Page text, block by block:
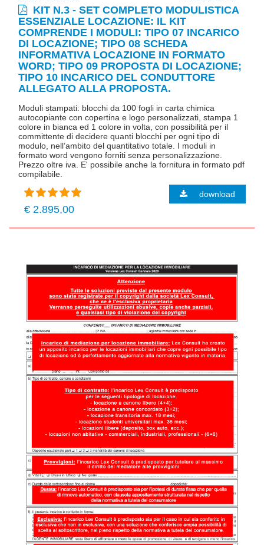
KIT N.3 - SET COMPLETO MODULISTICA
ESSENZIALE LOCAZIONE: IL KIT
COMPRENDE I MODULI: TIPO 07 INCARICO
DI LOCAZIONE; TIPO 08 SCHEDA
INFORMATIVA LOCAZIONE IN FORMATO
WORD; TIPO 09 PROPOSTA DI LOCAZIONE;
TIPO 10 INCARICO DEL CONDUTTORE
ALLEGATO ALLA PROPOSTA.
Moduli stampati: blocchi da 100 fogli in carta chimica
autocopiante con copertina e logo personalizzati, stampa 1
colore in bianca ed 1 colore in volta, con possibilità per il
committente di decidere quanti blocchi per ogni tipo di
modulo, nell’ambito del quantitativo totale. I moduli in
formato word vengono forniti senza personalizzazione.
Prezzo oltre iva. E' possibile anche la fornitura in formato pdf
compilabile.
€ 2.895,00
download